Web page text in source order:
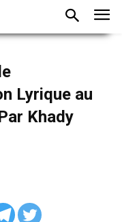
Lyrique au
Khady